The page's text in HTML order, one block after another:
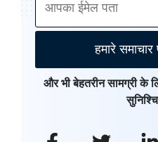
हमारे
और भी बेहतरीन सामग्री के